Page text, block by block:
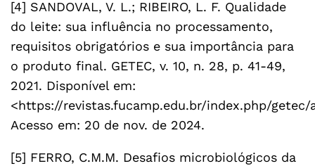
[4] SANDOVAL, V. L.; RIBEIRO, L. F. Qualidade
do leite: sua influência no processamento,
requisitos obrigatórios e sua importância para
o produto final. GETEC, v. 10, n. 28, p. 41-49,
2021. Disponível em:
<https://revistas.fucamp.edu.br/index.php/
Acesso em: 20 de nov. de 2024.
[5] FERRO, C.M.M. Desafios microbiológicos da